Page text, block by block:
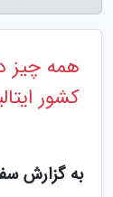
همه چیز
کشور
به گزارش